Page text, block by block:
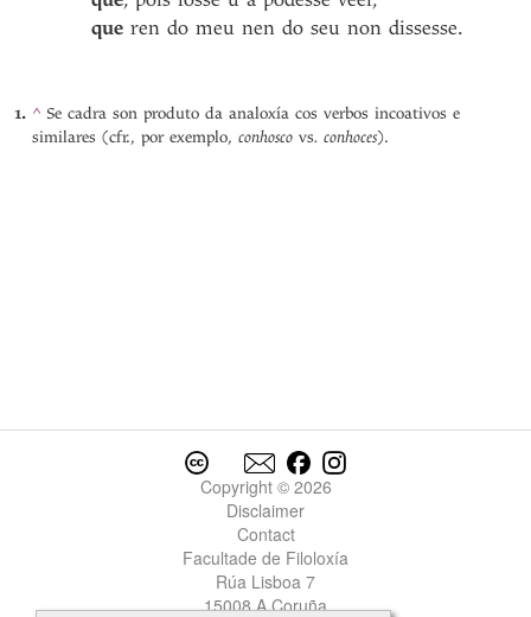
queren do meu nen do seu non dissesse.
^ Se cadra son produto da analoxía cos verbos incoativos e
similares (cfr., por exemplo,conhoscovs. conhoces).
Copyright © 2026
Disclaimer
Contact
Facultade de Filoloxía
Rúa Lisboa 7
15008 A Coruña